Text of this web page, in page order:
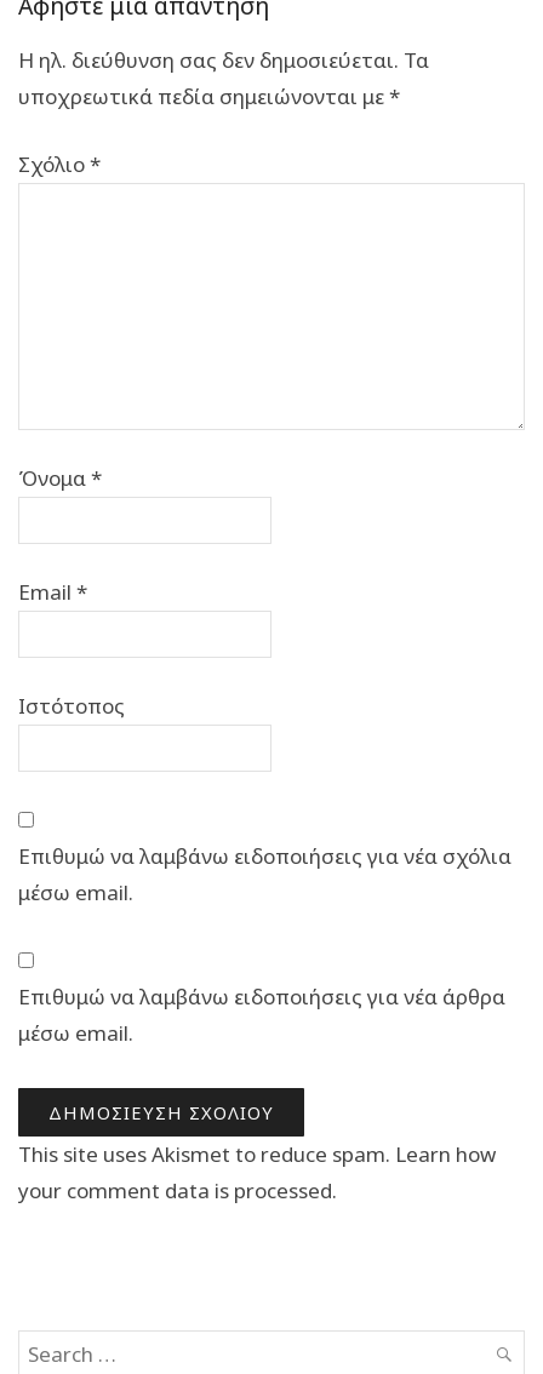
Η ηλ. διεύθυνση σας δεν δημοσιεύεται. Τα
υποχρεωτικά πεδία σημειώνονται με*
Σχόλιο*
Όνομα*
Email *
Ιστότοπος
Επιθυμώ να λαμβάνω ειδοποιήσεις για νέα σχόλια
μέσω email.
Επιθυμώ να λαμβάνω ειδοποιήσεις για νέα άρθρα
μέσω email.
This site uses Akismet to reduce spam. Learn how
your comment data is processed.
Search